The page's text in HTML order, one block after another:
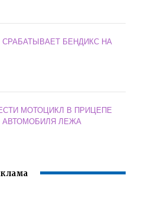
БЕНДИКС НА
МОТОЦИКЛ В ПРИЦЕПЕ
АВТОМОБИЛЯ ЛЕЖА